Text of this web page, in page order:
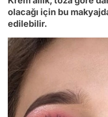
olacağı için bu
edilebilir.